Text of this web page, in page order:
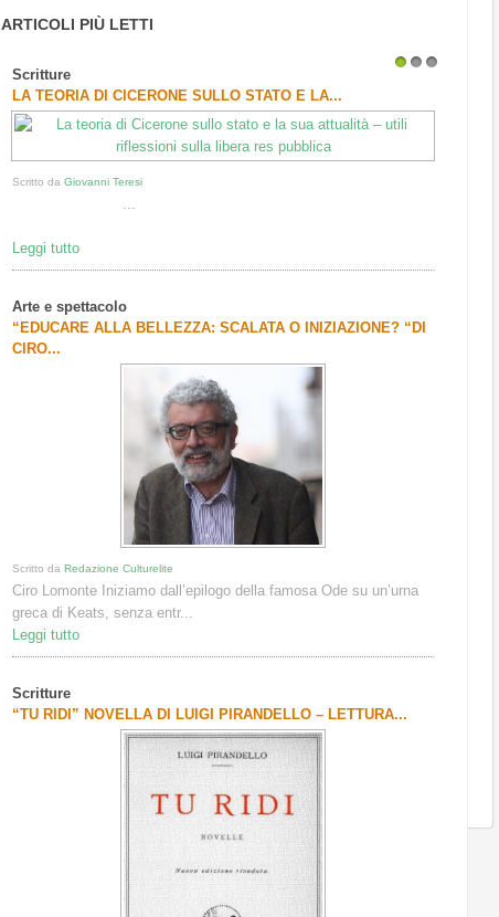
ARTICOLI PIÙ LETTI
Scritture
LA TEORIA DI CICERONE SULLO STATO E LA...
Scritto daGiovanni Teresi
...
Leggi tutto
Arte e spettacolo
“EDUCARE ALLA BELLEZZA: SCALATA O INIZIAZIONE? “DI
CIRO...
Scritto daRedazione Culturelite
Ciro Lomonte Iniziamo dall’epilogo della famosa Ode su un’urna
greca di Keats, senza entr...
Leggi tutto
Scritture
“TU RIDI” NOVELLA DI LUIGI PIRANDELLO – LETTURA...